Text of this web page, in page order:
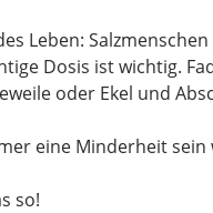
Leben:
Dosis ist wichtig.
oder Ekel und
eine Minderheit sein
so!